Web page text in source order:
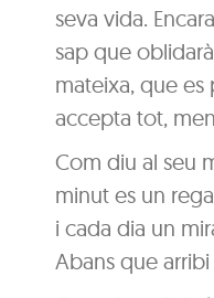
seva vida.
sap que
mateixa, que es
accepta tot,
Com diu al seu
minut es un
i cada dia un
Abans que arribi